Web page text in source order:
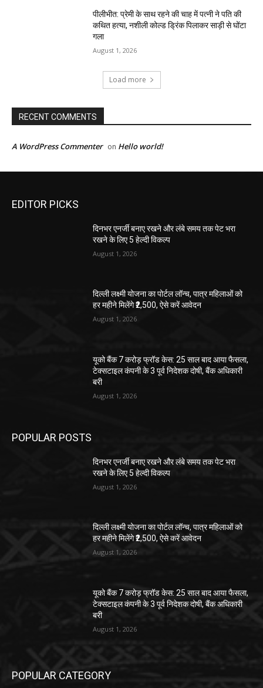
पीलीभीत: प्रेमी के साथ रहने की चाह में पत्नी ने पति की
कथित हत्या, नशीली कोल्ड ड्रिंक पिलाकर साड़ी से घोंटा
गला
August 1, 2026
Load more
RECENT COMMENTS
A WordPress Commenter on Hello world!
EDITOR PICKS
दिनभर एनर्जी बनाए रखने और लंबे समय तक पेट भरा
रखने के लिए 5 हेल्दी विकल्प
August 1, 2026
दिल्ली लक्ष्मी योजना का पोर्टल लॉन्च, पात्र महिलाओं को
हर महीने मिलेंगे ₹2,500, ऐसे करें आवेदन
August 1, 2026
यूको बैंक 7 करोड़ फ्रॉड केस: 25 साल बाद आया फैसला,
टेक्सटाइल कंपनी के 3 पूर्व निदेशक दोषी, बैंक अधिकारी
बरी
August 1, 2026
POPULAR POSTS
दिनभर एनर्जी बनाए रखने और लंबे समय तक पेट भरा
रखने के लिए 5 हेल्दी विकल्प
August 1, 2026
दिल्ली लक्ष्मी योजना का पोर्टल लॉन्च, पात्र महिलाओं को
हर महीने मिलेंगे ₹2,500, ऐसे करें आवेदन
August 1, 2026
यूको बैंक 7 करोड़ फ्रॉड केस: 25 साल बाद आया फैसला,
टेक्सटाइल कंपनी के 3 पूर्व निदेशक दोषी, बैंक अधिकारी
बरी
August 1, 2026
POPULAR CATEGORY